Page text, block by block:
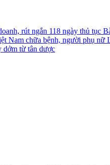
rút ngắn 118 ngày thủ tục
Nam chữa bệnh, người phụ nữ
dởm từ tân dược